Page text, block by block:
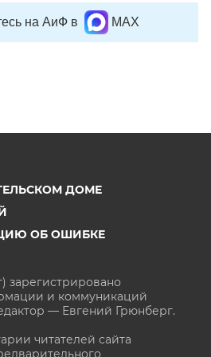
на АиФ в MAX
ДОМЕ
ОБ ОШИБКЕ
зарегистрировано
и коммуникаций
— Евгений Грюнберг.
читателей сайта